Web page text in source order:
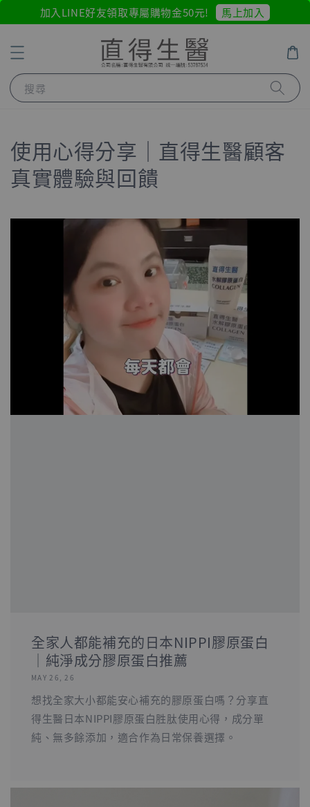
加入LINE好友領取專屬購物金50元! 馬上加入
搜尋
使用心得分享｜直得生醫顧客
真實體驗與回饋
全家人都能補充的日本NIPPI膠原蛋白
｜純淨成分膠原蛋白推薦
MAY 26, 26
想找全家大小都能安心補充的膠原蛋白嗎？分享直
得生醫日本NIPPI膠原蛋白胜肽使用心得，成分單
純、無多餘添加，適合作為日常保養選擇。